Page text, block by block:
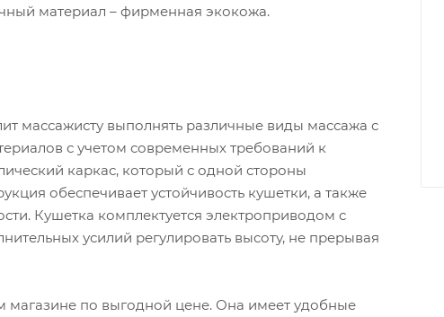
материал – фирменная экокожа.
массажисту выполнять различные виды массажа с
с учетом современных требований к
каркас, который с одной стороны
обеспечивает устойчивость кушетки, а также
Кушетка комплектуется электроприводом с
усилий регулировать высоту, не прерывая
по выгодной цене. Она имеет удобные